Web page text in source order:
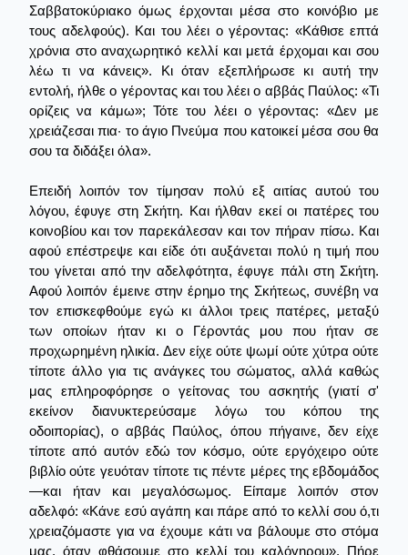
Σαββατοκύριακο όμως έρχονται μέσα στο κοινόβιο με
τους αδελφούς). Και του λέει ο γέροντας: «Κάθισε επτά
χρόνια στο αναχωρητικό κελλί και μετά έρχομαι και σου
λέω τι να κάνεις». Κι όταν εξεπλήρωσε κι αυτή την
εντολή, ήλθε ο γέροντας και του λέει ο αββάς Παύλος: «Τι
ορίζεις να κάμω»; Τότε του λέει ο γέροντας: «Δεν με
χρειάζεσαι πια· το άγιο Πνεύμα που κατοικεί μέσα σου θα
σου τα διδάξει όλα».
Επειδή λοιπόν τον τίμησαν πολύ εξ αιτίας αυτού του
λόγου, έφυγε στη Σκήτη. Και ήλθαν εκεί οι πατέρες του
κοινοβίου και τον παρεκάλεσαν και τον πήραν πίσω. Και
αφού επέστρεψε και είδε ότι αυξάνεται πολύ η τιμή που
του γίνεται από την αδελφότητα, έφυγε πάλι στη Σκήτη.
Αφού λοιπόν έμεινε στην έρημο της Σκήτεως, συνέβη να
τον επισκεφθούμε εγώ κι άλλοι τρεις πατέρες, μεταξύ
των οποίων ήταν κι ο Γέροντάς μου που ήταν σε
προχωρημένη ηλικία. Δεν είχε ούτε ψωμί ούτε χύτρα ούτε
τίποτε άλλο για τις ανάγκες του σώματος, αλλά καθώς
μας επληροφόρησε ο γείτονας του ασκητής (γιατί σ'
εκείνον διανυκτερεύσαμε λόγω του κόπου της
οδοιπορίας), ο αββάς Παύλος, όπου πήγαινε, δεν είχε
τίποτε από αυτόν εδώ τον κόσμο, ούτε εργόχειρο ούτε
βιβλίο ούτε γευόταν τίποτε τις πέντε μέρες της εβδομάδος
—και ήταν και μεγαλόσωμος. Είπαμε λοιπόν στον
αδελφό: «Κάνε εσύ αγάπη και πάρε από το κελλί σου ό,τι
χρειαζόμαστε για να έχουμε κάτι να βάλουμε στο στόμα
μας, όταν φθάσουμε στο κελλί του καλόγηρου». Πήρε